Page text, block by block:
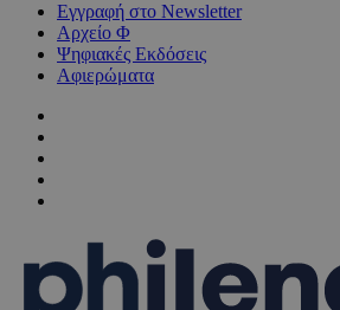
Εγγραφή στο Newsletter
Αρχείο Φ
Ψηφιακές Εκδόσεις
Αφιερώματα